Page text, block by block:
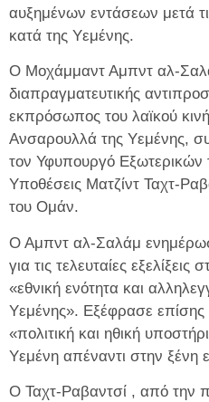
αυξημένων εντάσεων μετά
κατά της Υεμένης.
Ο Μοχάμμαντ Αμπντ αλ-
διαπραγματευτικής
εκπρόσωπος του λαϊκού
Ανσαρουλλά της Υεμένης,
τον Υφυπουργό Εξωτερικών
Υποθέσεις Ματζίντ Ταχτ-
του Ομάν.
Ο Αμπντ αλ-Σαλάμ
για τις τελευταίες
«εθνική ενότητα και
Υεμένης». Εξέφρασε επίσης
«πολιτική και ηθική
Υεμένη απέναντι στην ξένη
Ο Ταχτ-Ραβαντσί , από την